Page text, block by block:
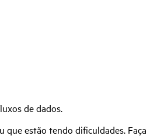
de dados.
que estão tendo dificuldades. Faça